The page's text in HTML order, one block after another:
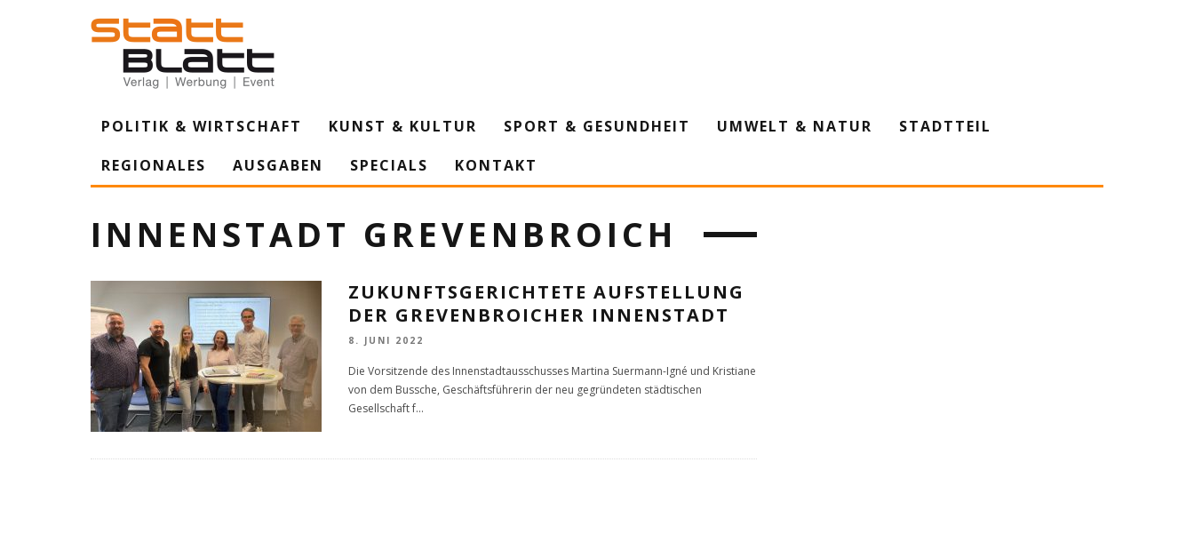
POLITIK & WIRTSCHAFT KUNST & KULTUR SPORT & GESUNDHEIT UMWELT & NATUR
STADTTEIL
REGIONALES
AUSGABEN SPECIALS KONTAKT
INNENSTADT GREVENBROICH
ZUKUNFTSGERICHTETE AUFSTELLUNG
DER GREVENBROICHER INNENSTADT
8. JUNI 2022
Die Vorsitzende des Innenstadtausschusses Martina Suermann-Igné und Kristiane
von dem Bussche, Geschäftsführerin der neu gegründeten städtischen
Gesellschaft f...